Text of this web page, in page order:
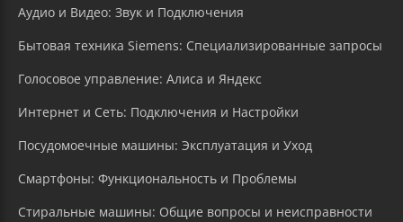
Аудио и Видео: Звук и Подключения
Бытовая техника Siemens: Специализированные запросы
Голосовое управление: Алиса и Яндекс
Интернет и Сеть: Подключения и Настройки
Посудомоечные машины: Эксплуатация и Уход
Смартфоны: Функциональность и Проблемы
Стиральные машины: Общие вопросы и неисправности